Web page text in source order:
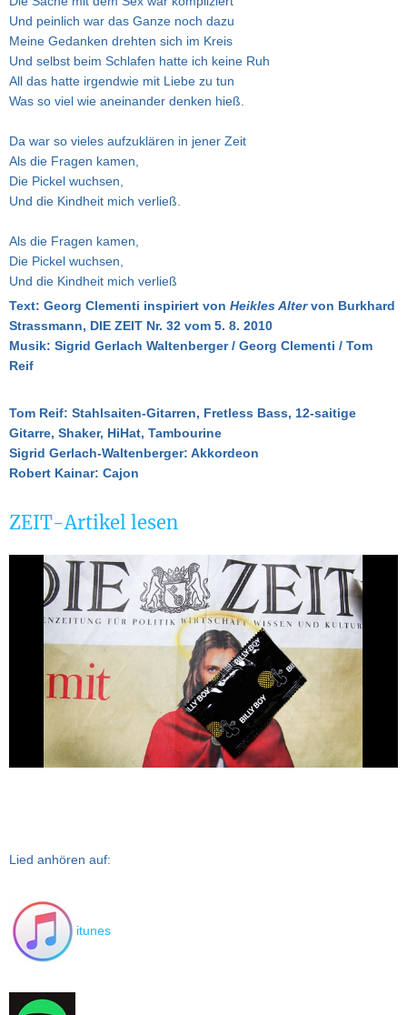
Und peinlich war das Ganze noch dazu
Meine Gedanken drehten sich im Kreis
Und selbst beim Schlafen hatte ich keine Ruh
All das hatte irgendwie mit Liebe zu tun
Was so viel wie aneinander denken hieß.
Da war so vieles aufzuklären in jener Zeit
Als die Fragen kamen,
Die Pickel wuchsen,
Und die Kindheit mich verließ.
Als die Fragen kamen,
Die Pickel wuchsen,
Und die Kindheit mich verließ
Text: Georg Clementi inspiriert von Heikles Alter von Burkhard
Strassmann, DIE ZEIT Nr. 32 vom 5. 8. 2010
Musik: Sigrid Gerlach Waltenberger / Georg Clementi / Tom
Reif
Tom Reif: Stahlsaiten-Gitarren, Fretless Bass, 12-saitige
Gitarre, Shaker, HiHat, Tambourine
Sigrid Gerlach-Waltenberger: Akkordeon
Robert Kainar: Cajon
ZEIT-Artikel lesen
Lied anhören auf:
itunes